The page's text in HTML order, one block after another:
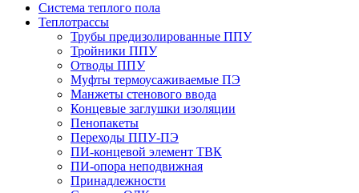
Система теплого пола
Теплотрассы
Трубы предизолированные ППУ
Тройники ППУ
Отводы ППУ
Муфты термоусаживаемые ПЭ
Манжеты стенового ввода
Концевые заглушки изоляции
Пенопакеты
Переходы ППУ-ПЭ
ПИ-концевой элемент ТВК
ПИ-опора неподвижная
Принадлежности